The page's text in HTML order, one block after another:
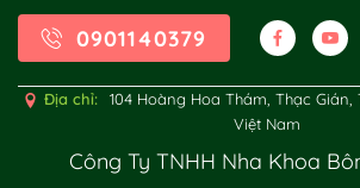
0901140379
Địa chỉ:
104 Hoàng Hoa Thám, Thạc Gián,
Việt Nam
Công Ty TNHH Nha Khoa